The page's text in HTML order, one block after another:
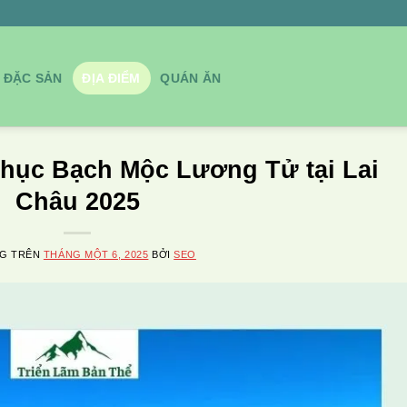
ĐẶC SẢN ĐỊA ĐIỂM QUÁN ĂN
Bạch Mộc Lương Tử tại Lai
Châu 2025
TRÊN THÁNG MỘT 6, 2025 BỞISEO